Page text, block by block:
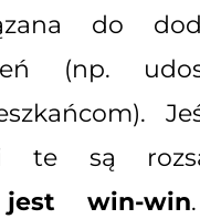
do
(np.
te są
jest win-win